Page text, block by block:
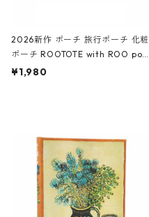
2026新作 ポーチ 旅行ポーチ 化粧
ポーチ ROOTOTE with ROO pou
ch 3532 ルートート WR.ポーチ.ラ
¥1,980